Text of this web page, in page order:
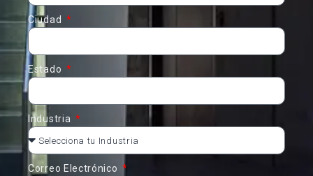
Ciudad
Estado
Industria
Correo Electrónico